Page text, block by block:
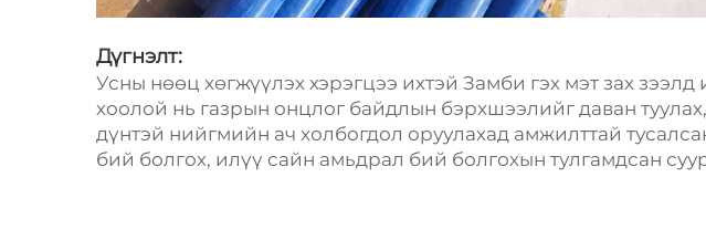
Дүгнэлт:
Усны нөөц хөгжүүлэх хэрэгцээ ихтэй Замби гэх мэт зах
хоолой нь газрын онцлог байдлын бэрхшээлийг даван
дүнтэй нийгмийн ач холбогдол оруулахад амжилттай
бий болгох, илүү сайн амьдрал бий болгохын тулгамдсан